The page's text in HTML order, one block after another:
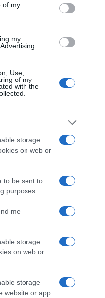
of my
my
Use,
of my
with the
storage
on web or
to be sent to
purposes.
me
storage
on web or
storage
website or app.
ευρώ
σε πάρκο